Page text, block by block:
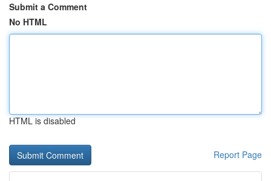
Submit a Comment
No HTML
HTML is disabled
Report Page